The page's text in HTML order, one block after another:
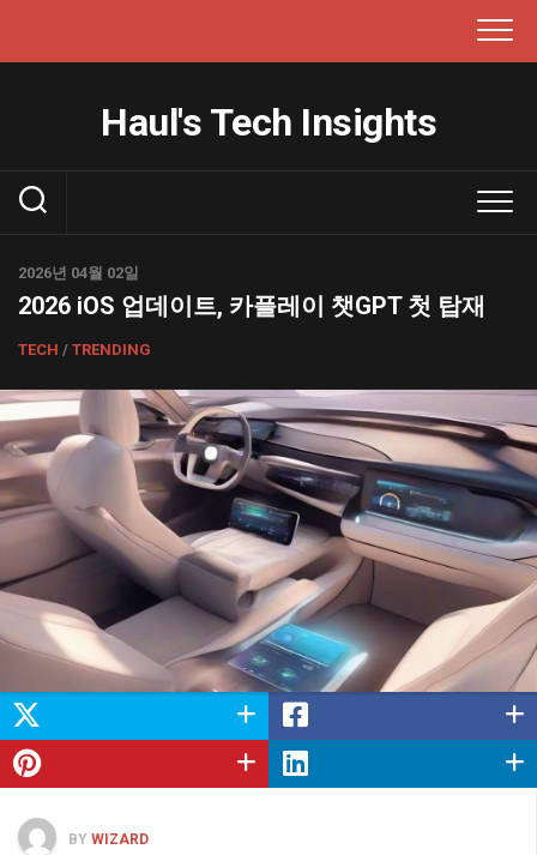
으
Haul's Tech Insights
2026년 04월 02일
2026 iOS 업데이트, 카플레이 챗GPT 첫 탑재
TECH / TRENDING
BY WIZARD